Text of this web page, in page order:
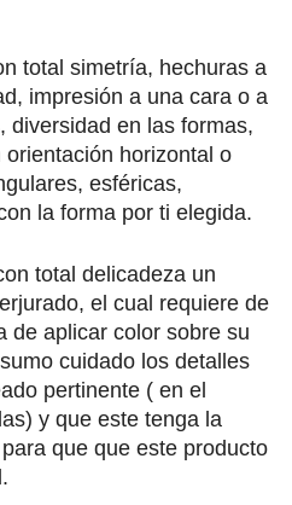
total simetría, hechuras a
impresión a una cara o a
diversidad en las formas,
horizontal o
esféricas,
la forma por ti elegida.
total delicadeza un
el cual requiere de
de aplicar color sobre su
cuidado los detalles
pertinente ( en el
y que este tenga la
que que este producto